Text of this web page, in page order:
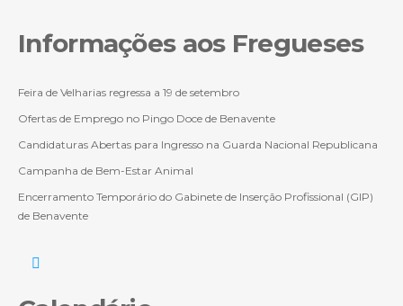
Informações aos Fregueses
Feira de Velharias regressa a 19 de setembro
Ofertas de Emprego no Pingo Doce de Benavente
Candidaturas Abertas para Ingresso na Guarda Nacional Republicana
Campanha de Bem-Estar Animal
Encerramento Temporário do Gabinete de Inserção Profissional (GIP)
de Benavente